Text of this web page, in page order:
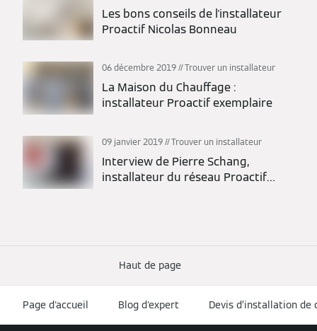
Les bons conseils de l'installateur
Proactif Nicolas Bonneau
06 décembre 2019 Trouver un installateur
La Maison du Chauffage :
installateur Proactif exemplaire
09 janvier 2019 Trouver un installateur
Interview de Pierre Schang,
installateur du réseau Proactif
Haut de page
Page d'accueil Blog d'expert Devis d’installation de